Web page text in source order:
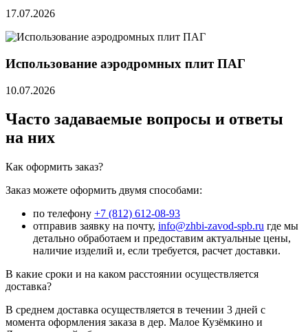
17.07.2026
Использование аэродромных плит ПАГ
10.07.2026
Часто задаваемые вопросы и ответы
на них
Как оформить заказ?
Заказ можете оформить двумя способами:
по телефону +7 (812) 612-08-93
отправив заявку на почту, info@zhbi-zavod-spb.ru где мы
детально обработаем и предоставим актуальные цены,
наличие изделий и, если требуется, расчет доставки.
В какие сроки и на каком расстоянии осуществляется
доставка?
В среднем доставка осуществляется в течении 3 дней с
момента оформления заказа в дер. Малое Кузёмкино и